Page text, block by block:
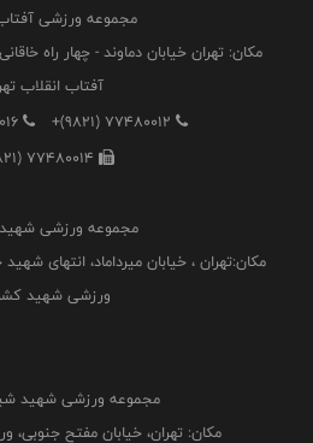
مجموعه ورزشی
مکان: تهران خیابان دماوند - چهار راه
آفتاب انقلاب
+(9821) 77480012
77480014
مجموعه ورزشی
مکان:تهران ، خیابان میرداماد، انتهای
ورزشی شهید
مجموعه ورزشی شهید
مکان: تهران، خیابان مفتح